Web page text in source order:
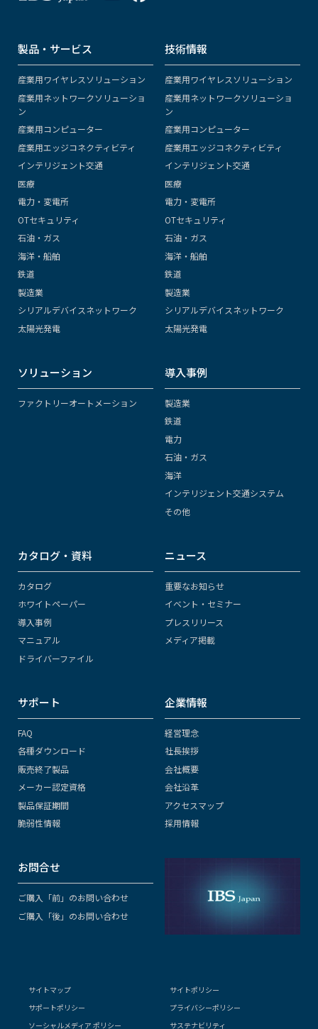
製品・サービス
産業用ワイヤレスソリューション
産業用ネットワークソリューショ
ン
産業用コンピューター
産業用エッジコネクティビティ
インテリジェント交通
医療
電力・変電所
OTセキュリティ
石油・ガス
海洋・船舶
鉄道
製造業
シリアルデバイスネットワーク
太陽光発電
技術情報
産業用ワイヤレスソリューション
産業用ネットワークソリューショ
ン
産業用コンピューター
産業用エッジコネクティビティ
インテリジェント交通
医療
電力・変電所
OTセキュリティ
石油・ガス
海洋・船舶
鉄道
製造業
シリアルデバイスネットワーク
太陽光発電
ソリューション
ファクトリーオートメーション
導入事例
製造業
鉄道
電力
石油・ガス
海洋
インテリジェント交通システム
その他
カタログ・資料
カタログ
ホワイトペーパー
導入事例
マニュアル
ドライバーファイル
ニュース
重要なお知らせ
イベント・セミナー
プレスリリース
メディア掲載
サポート
FAQ
各種ダウンロード
販売終了製品
メーカー認定資格
製品保証期間
脆弱性情報
企業情報
経営理念
社長挨拶
会社概要
会社沿革
アクセスマップ
採用情報
お問合せ
ご購入「前」のお問い合わせ
ご購入「後」のお問い合わせ
サイトマップ
サイトポリシー
サポートポリシー
プライバシーポリシー
ソーシャルメディア ポリシー
サステナビリティ